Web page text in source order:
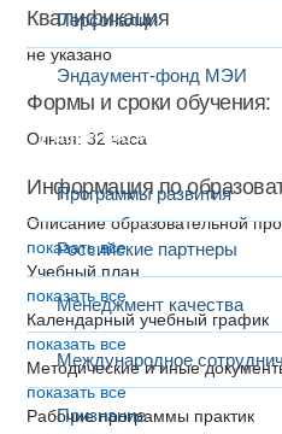
Персоналии
Эндаумент-фонд МЭИ
Развитие и
Программы развития
Российские партнеры
Менеджмент качества
Международное
Признание
Квалификация
не указано
Формы и сроки обучения:
Очная: 32 часа
Информация по
Описание образовательной
показать все
Учебный план
показать все
Календарный учебный график
показать все
Методические и иные
показать все
Рабочие программы практик